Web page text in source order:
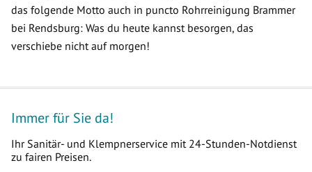
das folgende Motto auch in puncto Rohrreinigung Brammer
bei Rendsburg: Was du heute kannst besorgen, das
verschiebe nicht auf morgen!
Immer für Sie da!
Ihr Sanitär- und Klempnerservice mit 24-Stunden-Notdienst
zu fairen Preisen.